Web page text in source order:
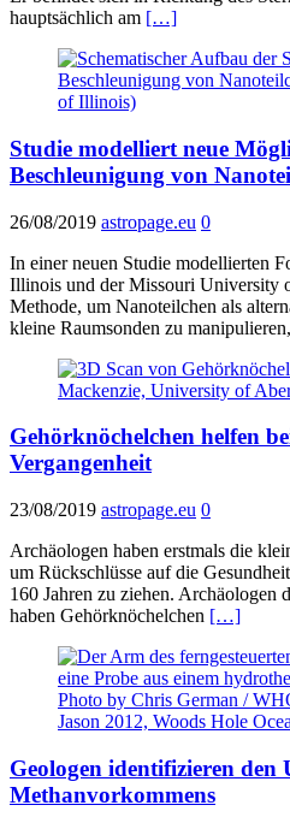
hauptsächlich am […]
Studie modelliert neue
Beschleunigung von
26/08/2019 astropage.eu 0
In einer neuen Studie modellierten
Illinois und der Missouri University
Methode, um Nanoteilchen als
kleine Raumsonden zu manipulieren,
Gehörknöchelchen helfen
Vergangenheit
23/08/2019 astropage.eu 0
Archäologen haben erstmals die
um Rückschlüsse auf die
160 Jahren zu ziehen.
haben Gehörknöchelchen […]
Geologen identifizieren den
Methanvorkommens